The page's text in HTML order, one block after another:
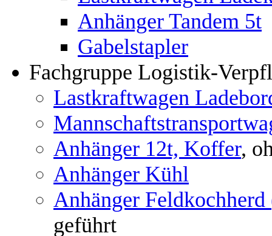
Anhänger Tandem 5t
Gabelstapler
Fachgruppe Logistik-
Lastkraftwagen
Anhänger 12t, Koffer,
Anhänger Kühl
Anhänger
geführt